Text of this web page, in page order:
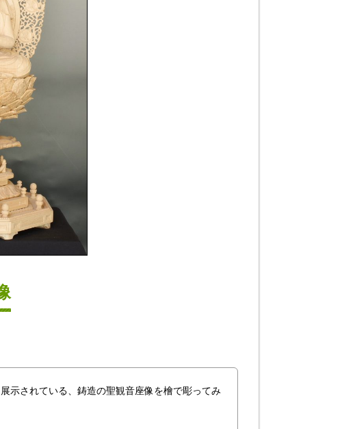
示されている、鋳造の聖観音座像を檜で彫ってみ